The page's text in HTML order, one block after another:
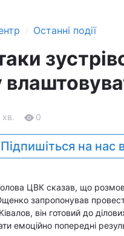
› Останні події
хв. 0
Підпишіться на нас
ЦВК сказав, що
запропонував
він готовий до
емоційно попередні